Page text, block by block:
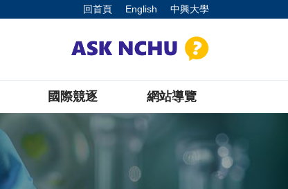
回首頁 English 中興大學
國際競逐 網站導覽